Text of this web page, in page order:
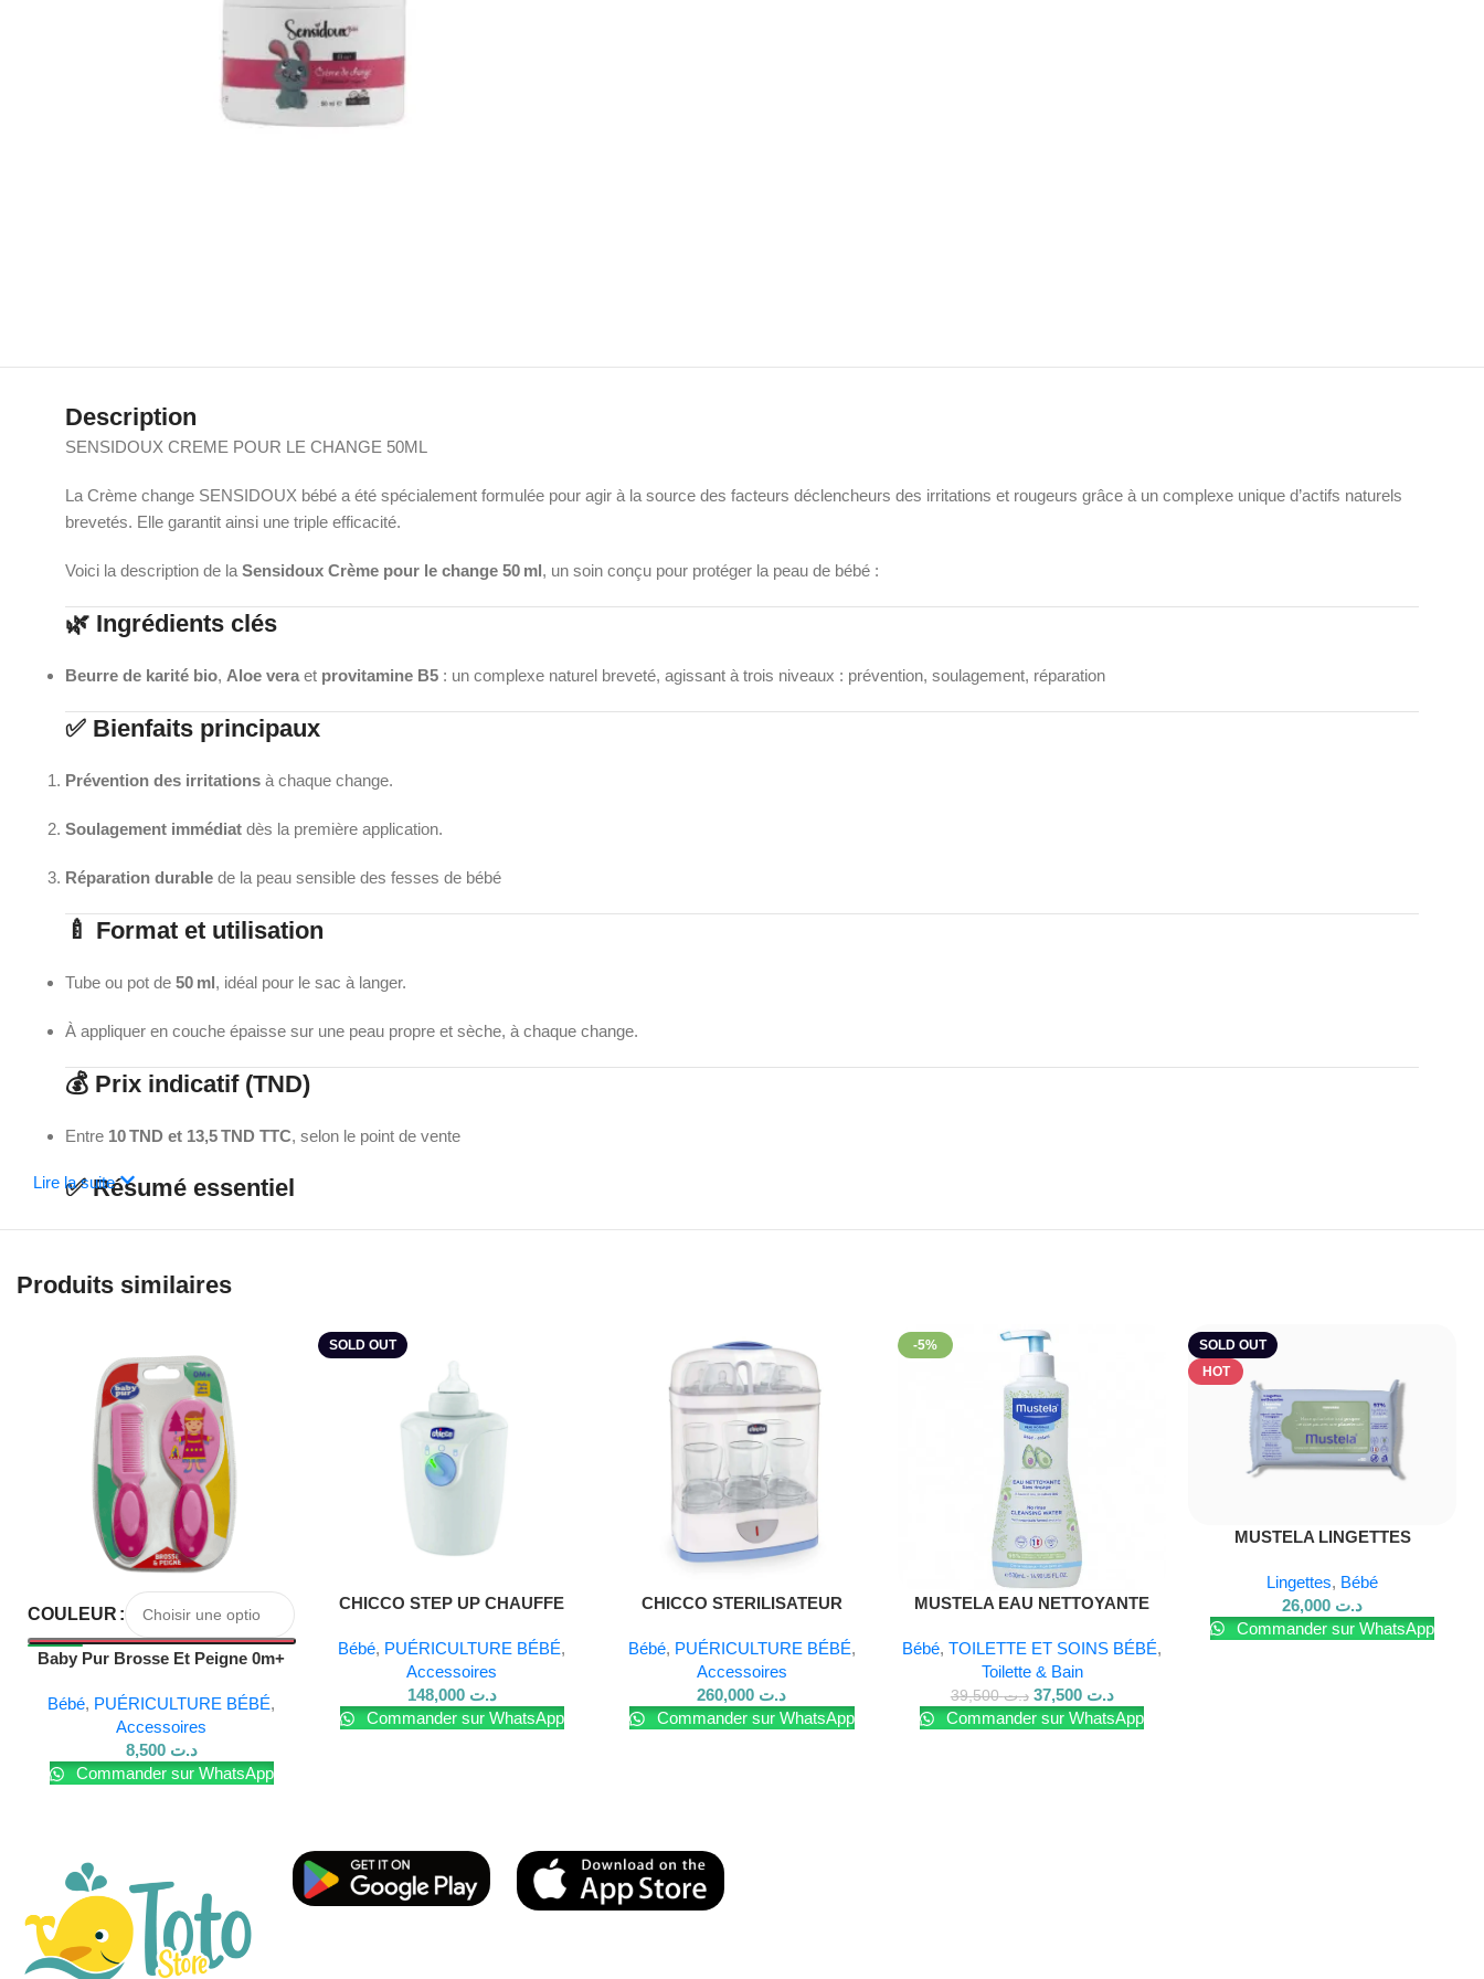
Description
SENSIDOUX CREME POUR LE CHANGE 50ML
La Crème change SENSIDOUX bébé a été spécialement formulée pour agir à la source des facteurs déclencheurs des irritations et rougeurs grâce à un complexe unique d’actifs naturels
brevetés. Elle garantit ainsi une triple efficacité.
Voici la description de laSensidoux Crème pour le change 50 ml, un soin conçu pour protéger la peau de bébé :
🌿 Ingrédients clés
Beurre de karité bio, Aloe vera et provitamine B5 : un complexe naturel breveté, agissant à trois niveaux : prévention, soulagement, réparation
✅ Bienfaits principaux
Prévention des irritations à chaque change.
Soulagement immédiat dès la première application.
Réparation durable de la peau sensible des fesses de bébé
🍼 Format et utilisation
Tube ou pot de50 ml, idéal pour le sac à langer.
À appliquer en couche épaisse sur une peau propre et sèche, à chaque change.
💰 Prix indicatif (TND)
Entre 10 TND et 13,5 TND TTC, selon le point de vente
✅ Résumé essentiel
Testée dermatologiquement
: peaux sensibles, érythème fessier, prévention quotidienne.
ORGANIC SHEA BUTTER, ALEO VERA ET PROVITAMINE B5
Prévient les irritations a chaque change.
Soulage le siège de bébé dés la 1ere application.
Répare Durablement la peau.
Pour en savoir plus sur nos produits, visitez notre
Facebook.
Lire la suite
Produits similaires
COULEUR
Baby Pur Brosse Et Peigne 0m+
Bébé, PUÉRICULTURE BÉBÉ,
Accessoires
د.ت 8,500
Commander sur WhatsApp
SOLD OUT
Lire La Suite
CHICCO STEP UP CHAUFFE
Bébé, PUÉRICULTURE BÉBÉ,
Accessoires
د.ت 148,000
Commander sur WhatsApp
CHICCO STERILISATEUR
Bébé, PUÉRICULTURE BÉBÉ,
Accessoires
د.ت
Commander sur WhatsApp
-5%
MUSTELA EAU NETTOYANTE
Bébé,TOILETTE ET SOINS BÉBÉ,
Toilette & Bain
د.ت39,500 د.ت 37,500
Commander sur WhatsApp
SOLD OUT
HOT
Lire La SuiteMUSTELA LINGETTES
*60 LINGETTES
Lingettes, Bébé
د.ت
Commander sur WhatsApp